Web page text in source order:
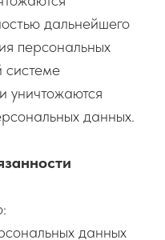
дальнейшего
персональных
уничтожаются
данных.
данных